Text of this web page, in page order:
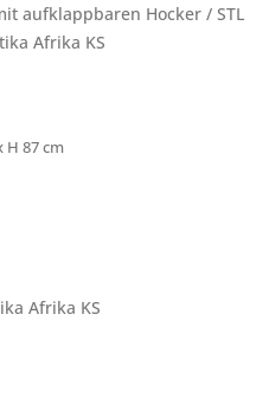
aufklappbaren Hocker / STL
Afrika KS
H 87 cm
Afrika KS